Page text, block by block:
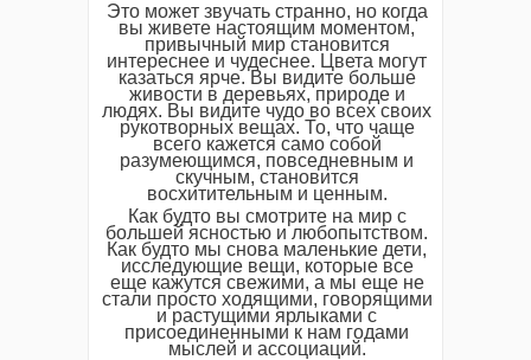
Это может звучать странно, но когда
вы живете настоящим моментом,
привычный мир становится
интереснее и чудеснее. Цвета могут
казаться ярче. Вы видите больше
живости в деревьях, природе и
людях. Вы видите чудо во всех своих
рукотворных вещах. То, что чаще
всего кажется само собой
разумеющимся, повседневным и
скучным, становится
восхитительным и ценным.
Как будто вы смотрите на мир с
большей ясностью и любопытством.
Как будто мы снова маленькие дети,
исследующие вещи, которые все
еще кажутся свежими, а мы еще не
стали просто ходящими, говорящими
и растущими ярлыками с
присоединенными к нам годами
мыслей и ассоциаций.